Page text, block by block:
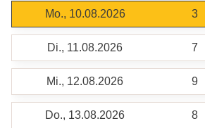
Mo., 10.08.2026 3
Di., 11.08.2026 7
Mi., 12.08.2026 9
Do., 13.08.2026 8